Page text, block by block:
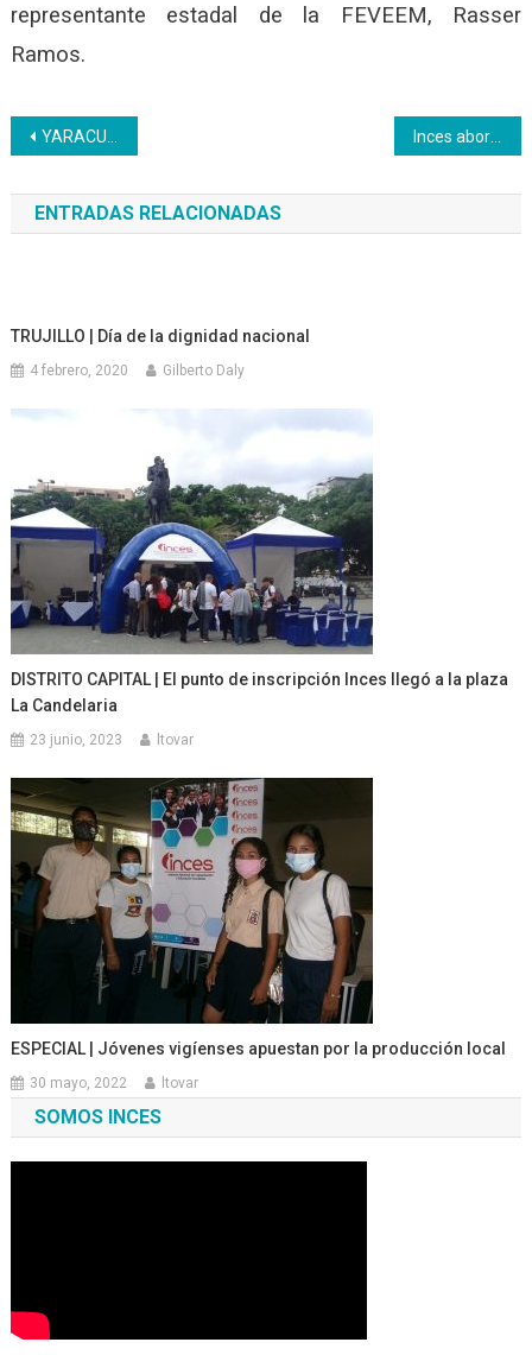
representante estadal de la FEVEEM, Rasser
Ramos.
Navegación
de
entradas
YARACUY | Inces otorga certificación a joven que ganó reto de ciencia escolar Inces aborda la comuna Selva del Amazonas
ENTRADAS RELACIONADAS
TRUJILLO | Día de la dignidad nacional
4 febrero, 2020 Gilberto Daly
DISTRITO CAPITAL | El punto de inscripción Inces llegó a la plaza
La Candelaria
23 junio, 2023 ltovar
ESPECIAL | Jóvenes vigíenses apuestan por la producción local
30 mayo, 2022 ltovar
SOMOS INCES